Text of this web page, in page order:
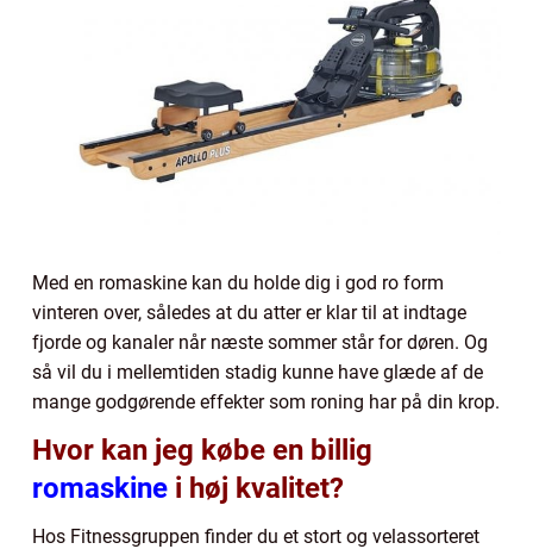
Med en romaskine kan du holde dig i god ro form
vinteren over, således at du atter er klar til at indtage
fjorde og kanaler når næste sommer står for døren. Og
så vil du i mellemtiden stadig kunne have glæde af de
mange godgørende effekter som roning har på din krop.
Hvor kan jeg købe en billig
romaskine i høj kvalitet?
Hos Fitnessgruppen finder du et stort og velassorteret